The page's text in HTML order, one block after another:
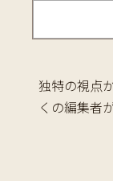
独特の視点
くの編集者